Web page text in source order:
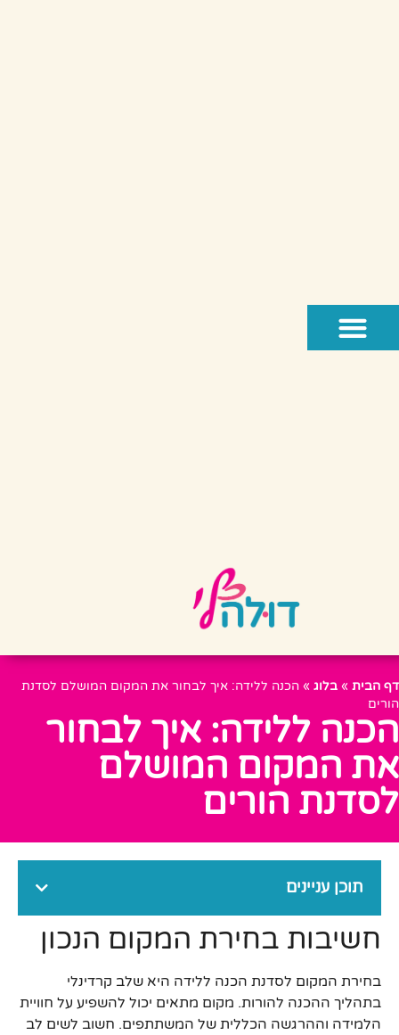
דף הבית » בלוג » הכנה ללידה: איך לבחור את המקום המושלם לסדנת
הורים
הכנה ללידה: איך לבחור
את המקום המושלם
לסדנת הורים
תוכן עניינים
חשיבות בחירת המקום הנכון
בחירת המקום לסדנת הכנה ללידה היא שלב קרדינלי
בתהליך ההכנה להורות. מקום מתאים יכול להשפיע על חוויית
הלמידה וההרגשה הכללית של המשתתפים. חשוב לשים לב